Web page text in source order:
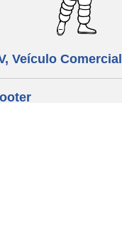
Veículo Comercial